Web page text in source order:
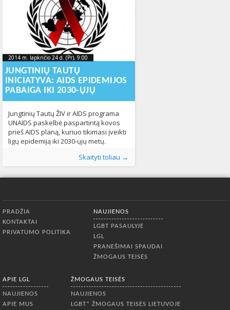
2014 m. lapkričio 24 d. (Pr), 9:00
2015-11-20T15:08:48+00:00
2014 m. lapkričio 24 d. (Pr), 9:00
2015-11-
JUNGTINIŲ TAUTŲ
INICIATYVA: AIDS EPIDEMIJOS
PABAIGA IKI 2030-ŲJŲ
Jungtinių Tautų ŽIV ir AIDS programa
UNAIDS paskelbė paspartintą kovos
prieš AIDS planą, kuriuo tikimasi įveikti
ligų epidemiją iki 2030-ųjų metų.
Naujausioje UNAIDS ataskaitoje
„Paspartintai: sustabdyti AIDS
epidemiją iki 2030-ųjų metų“ (angl.
„Fast-Track: ending the AIDS epidemic
milijono
Skaityti toliau →
Publikavo:Aliona, LGL
Kategorijos:LGBT pasaulyje,Naujienos248
Žymos:AIDS epidemija,diskriminavimas,
jungtinės tautos,stigmatizacija,sveikatos
politika892
PRADŽIA
KONTAKTAI
PRIVATUMO POLITIKA
NAUJIENOS
LGBT PASAULYJE
LGL
PRANEŠIMAI SPAUDAI
ŽMOGAUS TEISĖS
APIE LGL
NAUJIENOS
APIE MUS
ŽMOGAUS TEISĖS
NAUJIENOS
LGBT* ŽMOGAUS TEISĖS LIETUVOJE